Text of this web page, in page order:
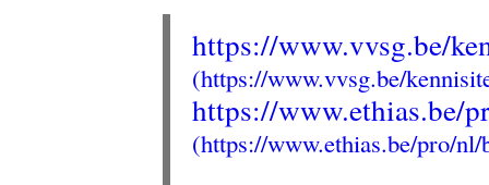
https://www.vvsg.be/
https://www.ethias.be/